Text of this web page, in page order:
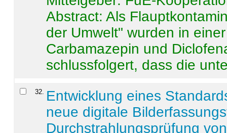
Abstract:Als
der Umwelt" wurden in
Carbamazepin und
schlussfolgert, dass die
32. Entwicklung eines
neue digitale
Durchstrahlungsprüfung